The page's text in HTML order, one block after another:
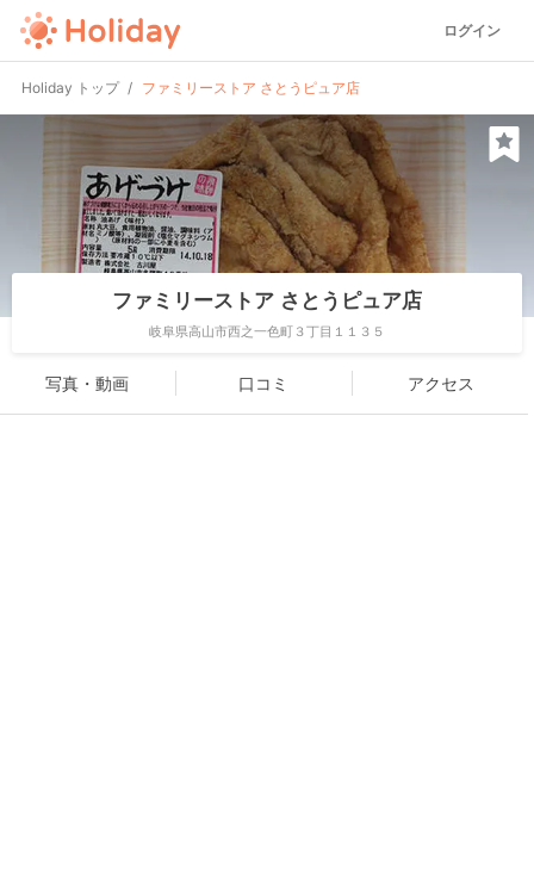
ログイン
Holiday トップ ファミリーストア さとうピュア店
ファミリーストア さとうピュア店
岐阜県高山市西之一色町３丁目１１３５
写真・動画 口コミ アクセス